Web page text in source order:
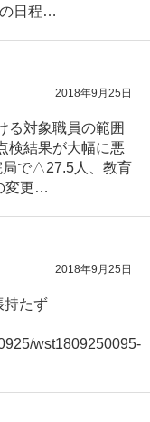
日程…
2018年9月25日
る対象職員の範囲
検結果が大幅に悪
で△27.5人、教育
変更…
2018年9月25日
持たず
wst1809250095-